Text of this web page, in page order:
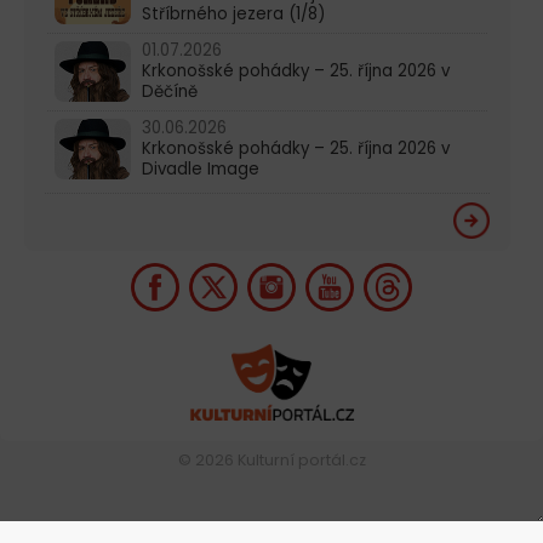
Stříbrného jezera (1/8)
01.07.2026
Krkonošské pohádky – 25. října 2026 v
Děčíně
30.06.2026
Krkonošské pohádky – 25. října 2026 v
Divadle Image
© 2026 Kulturní portál.cz